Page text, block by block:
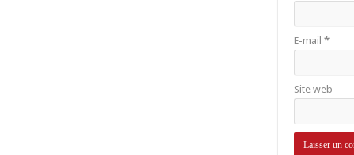
E-mail *
Site web